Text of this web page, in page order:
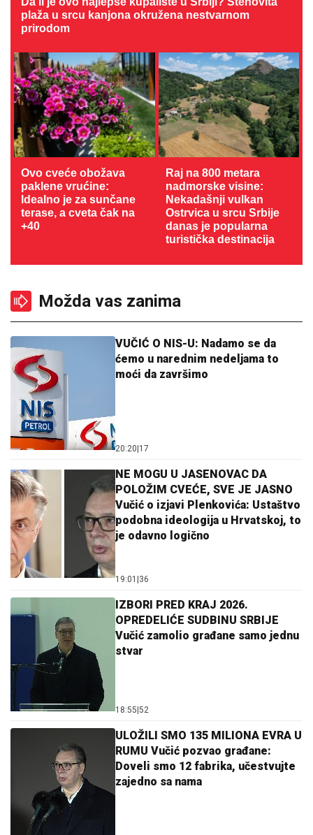
plaža u srcu kanjona okružena nestvarnom
prirodom
Ovo cveće obožava
paklene vrućine:
Idealno je za sunčane
terase, a cveta čak na
+40
Raj na 800 metara
nadmorske visine:
Nekadašnji vulkan
Ostrvica u srcu Srbije
danas je popularna
turistička destinacija
Možda vas zanima
VUČIĆ O NIS-U: Nadamo se da
ćemo u narednim nedeljama to
moći da završimo
20:20 17
NE MOGU U JASENOVAC DA
POLOŽIM CVEĆE, SVE JE JASNO
Vučić o izjavi Plenkovića: Ustaštvo
podobna ideologija u Hrvatskoj, to
je odavno logično
19:01 36
IZBORI PRED KRAJ 2026.
OPREDELIĆE SUDBINU SRBIJE
Vučić zamolio građane samo jednu
stvar
18:55 52
ULOŽILI SMO 135 MILIONA EVRA U
RUMU Vučić pozvao građane:
Doveli smo 12 fabrika, učestvujte
zajedno sa nama